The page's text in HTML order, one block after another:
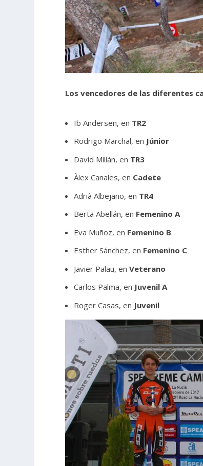
Los vencedores de las diferentes
Ib Andersen, en TR2
Rodrigo Marchal, en Júnior
David Millán, en TR3
Àlex Canales, en Cadete
Adrià Albejano, en TR4
Berta Abellán, en Femenino A
Eva Muñoz, en Femenino B
Esther Sánchez, en Femenino C
Javier Palau, enVeterano
Carlos Palma, en Juvenil A
Roger Casas, en Juvenil